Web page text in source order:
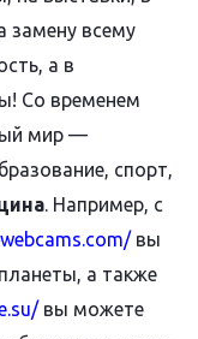
замену всему
а в
Со временем
мир —
спорт,
. Например, с
вы
а также
вы можете